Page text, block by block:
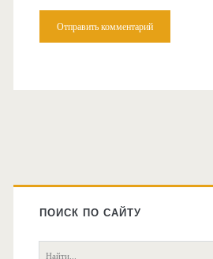
Главная
боковая
ПОИСК ПО САЙТУ
Поиск: